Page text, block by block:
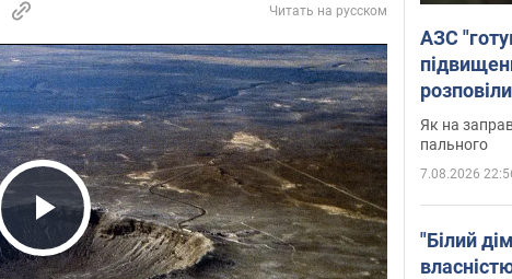
Читать на русском
Play Video
АЗС
Як на
пального
7.08.2026
"Білий